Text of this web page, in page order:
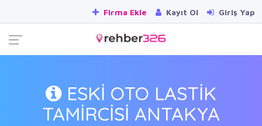
Firma Ekle Kayıt Ol Giriş Yap
ESKİ OTO LASTİK
TAMİRCİSİ ANTAKYA